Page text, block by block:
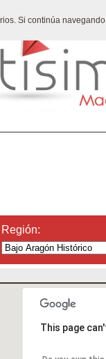
Si continúa
Región:
This page